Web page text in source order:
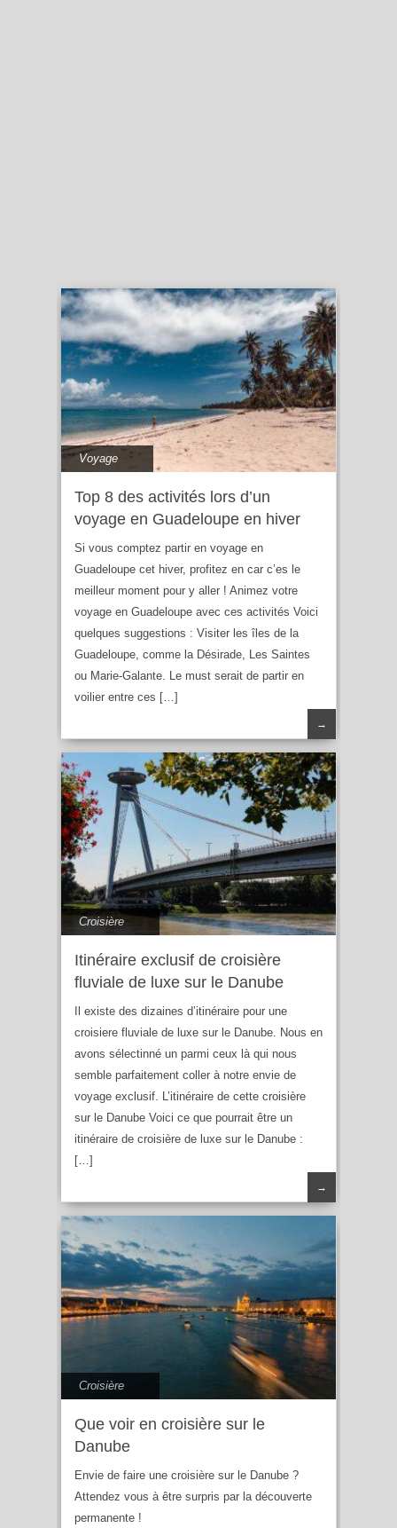
Voyage
Top 8 des activités lors d’un
voyage en Guadeloupe en hiver
Si vous comptez partir en voyage en
Guadeloupe cet hiver, profitez en car c’es le
meilleur moment pour y aller ! Animez votre
voyage en Guadeloupe avec ces activités Voici
quelques suggestions : Visiter les îles de la
Guadeloupe, comme la Désirade, Les Saintes
ou Marie-Galante. Le must serait de partir en
voilier entre ces […]
→
Croisière
Itinéraire exclusif de croisière
fluviale de luxe sur le Danube
Il existe des dizaines d’itinéraire pour une
croisiere fluviale de luxe sur le Danube. Nous en
avons sélectinné un parmi ceux là qui nous
semble parfaitement coller à notre envie de
voyage exclusif. L’itinéraire de cette croisière
sur le Danube Voici ce que pourrait être un
itinéraire de croisière de luxe sur le Danube :
[…]
→
Croisière
Que voir en croisière sur le
Danube
Envie de faire une croisière sur le Danube ?
Attendez vous à être surpris par la découverte
permanente !